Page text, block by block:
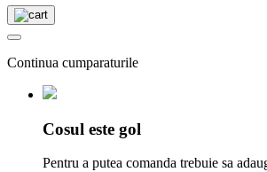
Continua cumparaturile
Cosul este gol
Pentru a putea comanda trebuie sa